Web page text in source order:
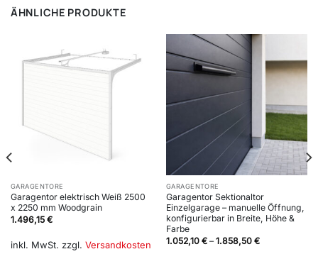
ÄHNLICHE PRODUKTE
GARAGENTORE
Garagentor elektrisch Weiß 2500
x 2250 mm Woodgrain
1.496,15 €
inkl. MwSt. zzgl. Versandkosten
GARAGENTORE
Garagentor Sektionaltor
Einzelgarage – manuelle Öffnung,
konfigurierbar in Breite, Höhe &
Farbe
1.052,10 €– 1.858,50 €